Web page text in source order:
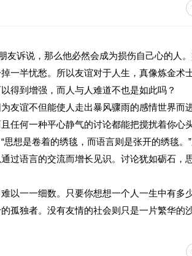
诉说，那么他必然会成为损伤自己心的人
半忧愁。所以友谊对于人生，真像炼金术
得到增强，而人与人难道不也是如此吗？
友谊不但能使人走出暴风骤雨的感情世界而
何一种平心静气的讨论都能把搅扰着你心
想是卷着的绣毯，而语言则是张开的绣毯。
过语言的交流而增长见识。讨论犹如砺石，
以一一细数。只要你想想一个人一生中有多
孤独者。没有友情的社会则只是一片繁华的沙